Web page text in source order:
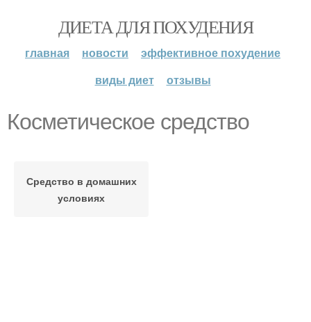
ДИЕТА ДЛЯ ПОХУДЕНИЯ
главная новости
эффективное похудение
виды диет
отзывы
Косметическое средство
Средство в домашних
условиях